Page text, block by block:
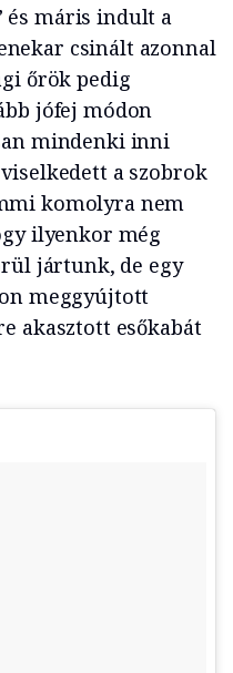
és máris indult a
csinált azonnal
őrök pedig
jófej módon
mindenki inni
a szobrok
komolyra nem
ilyenkor még
jártunk, de egy
meggyújtott
akasztott esőkabát